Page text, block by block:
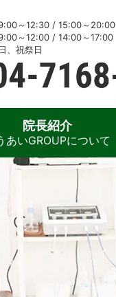
～12:30 / 15:00～20:00
～12:00 / 14:00～17:00
、祝祭日
院長紹介
あいGROUPについて